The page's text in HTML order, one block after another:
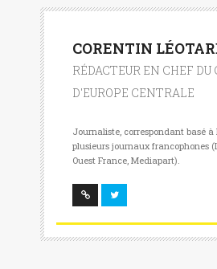
CORENTIN
RÉDACTEUR EN CHEF DU
D'EUROPE CENTRALE
Journaliste, correspondant basé à
plusieurs journaux francophones
Ouest France, Mediapart).